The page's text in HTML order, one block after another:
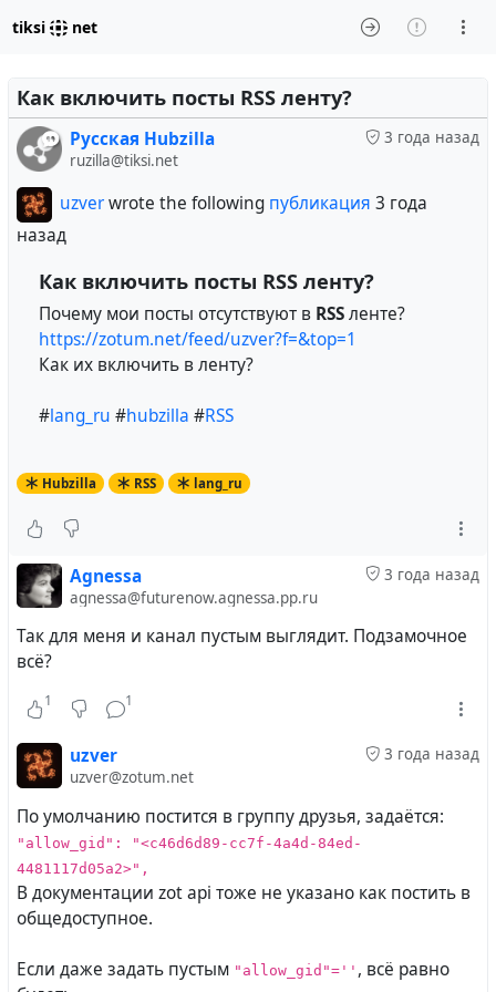
tiksi net
Как включить посты RSS ленту?
3 года назад
Русская Hubzilla
ruzilla@tiksi.net
uzverwrote the following публикация 3 года
назад
Как включить посты RSS ленту?
Почему мои посты отсутствуют в RSSленте?
https://zotum.net/feed/uzver?f=&top=1
Как их включить в ленту?
#lang_ru #hubzilla #RSS
Hubzilla RSS lang_ru
3 года назад
Agnessa
agnessa@futurenow.agnessa.pp.ru
Так для меня и канал пустым выглядит. Подзамочное
всё?
1 1
3 года назад
uzver
uzver@zotum.net
По умолчанию постится в группу друзья, задаётся:
"allow_gid": "<c46d6d89-cc7f-4a4d-84ed-
4481117d05a2>",
В документации zot api тоже не указано как постить в
общедоступное.
Если даже задать пустым "allow_gid"='' , всё равно